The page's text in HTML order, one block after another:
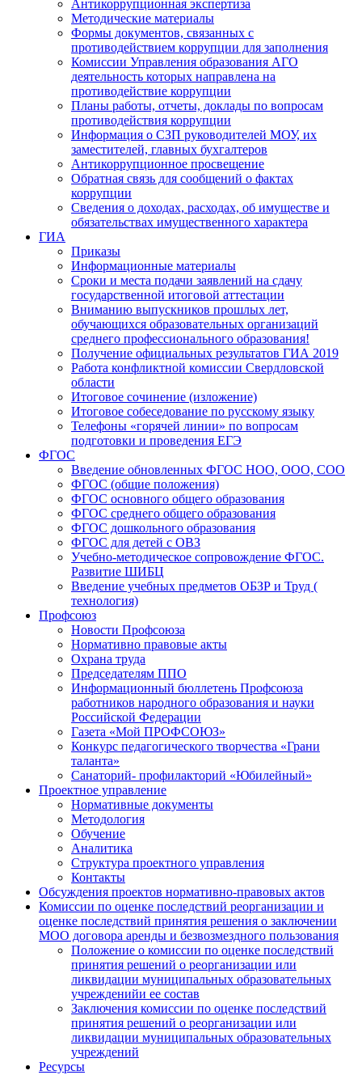
Антикоррупционная экспертиза
Методические материалы
Формы документов, связанных с
противодействием коррупции для заполнения
Комиссии Управления образования АГО
деятельность которых направлена на
противодействие коррупции
Планы работы, отчеты, доклады по вопросам
противодействия коррупции
Информация о СЗП руководителей МОУ, их
заместителей, главных бухгалтеров
Антикоррупционное просвещение
Обратная связь для сообщений о фактах
коррупции
Сведения о доходах, расходах, об имуществе и
обязательствах имущественного характера
ГИА
Приказы
Информационные материалы
Сроки и места подачи заявлений на сдачу
государственной итоговой аттестации
Вниманию выпускников прошлых лет,
обучающихся образовательных организаций
среднего профессионального образования!
Получение официальных результатов ГИА 2019
Работа конфликтной комиссии Свердловской
области
Итоговое сочинение (изложение)
Итоговое собеседование по русскому языку
Телефоны «горячей линии» по вопросам
подготовки и проведения ЕГЭ
ФГОС
Введение обновленных ФГОС НОО, ООО, СОО
ФГОС (общие положения)
ФГОС основного общего образования
ФГОС среднего общего образования
ФГОС дошкольного образования
ФГОС для детей с ОВЗ
Учебно-методическое сопровождение ФГОС.
Развитие ШИБЦ
Введение учебных предметов ОБЗР и Труд (
технология)
Профсоюз
Новости Профсоюза
Нормативно правовые акты
Охрана труда
Председателям ППО
Информационный бюллетень Профсоюза
работников народного образования и науки
Российской Федерации
Газета «Мой ПРОФСОЮЗ»
Конкурс педагогического творчества «Грани
таланта»
Санаторий- профилакторий «Юбилейный»
Проектное управление
Нормативные документы
Методология
Обучение
Аналитика
Структура проектного управления
Контакты
Обсуждения проектов нормативно-правовых актов
Комиссии по оценке последствий реорганизации и
оценке последствий принятия решения о заключении
МОО договора аренды и безвозмездного пользования
Положение о комиссии по оценке последствий
принятия решений о реорганизации или
ликвидации муниципальных образовательных
учрежденийи ее состав
Заключения комиссии по оценке последствий
принятия решений о реорганизации или
ликвидации муниципальных образовательных
учреждений
Ресурсы